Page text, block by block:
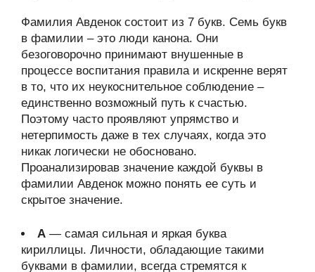
Фамилия Авденок состоит из 7 букв. Семь букв
в фамилии – это люди канона. Они
безоговорочно принимают внушенные в
процессе воспитания правила и искренне верят
в то, что их неукоснительное соблюдение –
единственно возможный путь к счастью.
Поэтому часто проявляют упрямство и
нетерпимость даже в тех случаях, когда это
никак логически не обосновано.
Проанализировав значение каждой буквы в
фамилии Авденок можно понять ее суть и
скрытое значение.
А — самая сильная и яркая буква
кириллицы. Личности, обладающие такими
буквами в фамилии, всегда стремятся к